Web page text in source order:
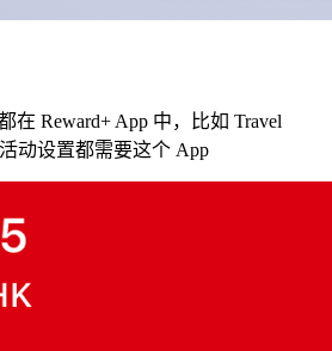
在 Reward+ App 中，比如 Travel
动设置都需要这个 App